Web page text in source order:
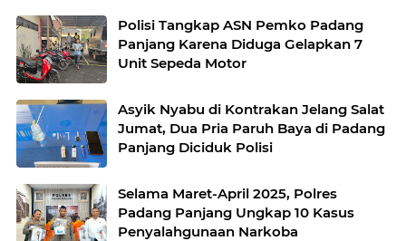
Polisi Tangkap ASN Pemko Padang
Panjang Karena Diduga Gelapkan 7
Unit Sepeda Motor
Asyik Nyabu di Kontrakan Jelang Salat
Jumat, Dua Pria Paruh Baya di Padang
Panjang Diciduk Polisi
Selama Maret-April 2025, Polres
Padang Panjang Ungkap 10 Kasus
Penyalahgunaan Narkoba